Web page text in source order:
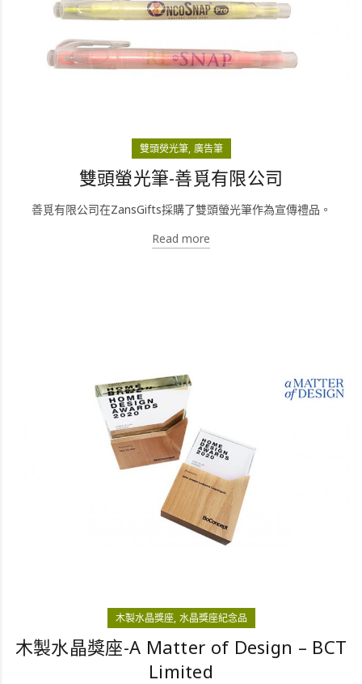
雙頭熒光筆 廣告筆
雙頭螢光筆-善覓有限公司
善覓有限公司在ZansGifts採購了雙頭螢光筆作為宣傳禮品。
Read more
木製水晶獎座 水晶獎座紀念品
木製水晶獎座-A Matter of Design – BCT
Limited